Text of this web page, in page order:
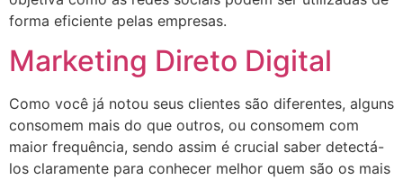
forma eficiente pelas empresas.
Marketing Direto Digital
Como você já notou seus clientes são diferentes, alguns
consomem mais do que outros, ou consomem com
maior frequência, sendo assim é crucial saber detectá-
los claramente para conhecer melhor quem são os mais